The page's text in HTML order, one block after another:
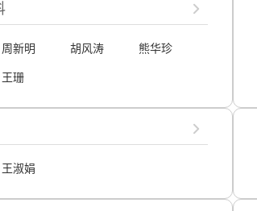
周新明 胡风涛 熊华珍
王珊
王淑娟